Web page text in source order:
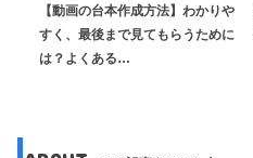
【動画の台本作成方法】わかりや
すく、最後まで見てもらうために
は？よくある…